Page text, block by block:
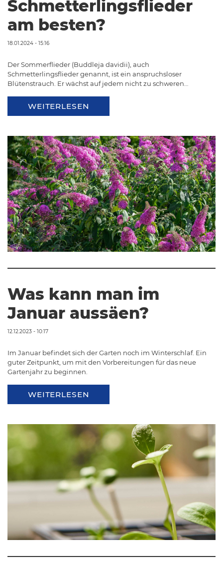
Schmetterlingsflieder
am besten?
18.01.2024 - 15:16
Der Sommerflieder (Buddleja davidii), auch
Schmetterlingsflieder genannt, ist ein anspruchsloser
Blütenstrauch. Er wächst auf jedem nicht zu schweren…
WEITERLESEN
Was kann man im
Januar aussäen?
12.12.2023 - 10:17
Im Januar befindet sich der Garten noch im Winterschlaf. Ein
guter Zeitpunkt, um mit den Vorbereitungen für das neue
Gartenjahr zu beginnen.
WEITERLESEN